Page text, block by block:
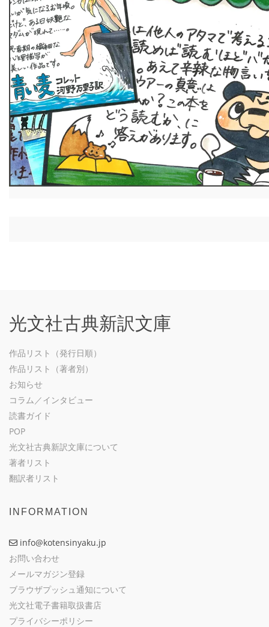
光文社古典新訳文庫
作品リスト（発行日順）
作品リスト（著者別）
お知らせ
コラム／インタビュー
読書ガイド
POP
光文社古典新訳文庫について
著者リスト
翻訳者リスト
INFORMATION
info@kotensinyaku.jp
お問い合わせ
メールマガジン登録
ブラウザプッシュ通知について
光文社電子書籍取扱書店
プライバシーポリシー